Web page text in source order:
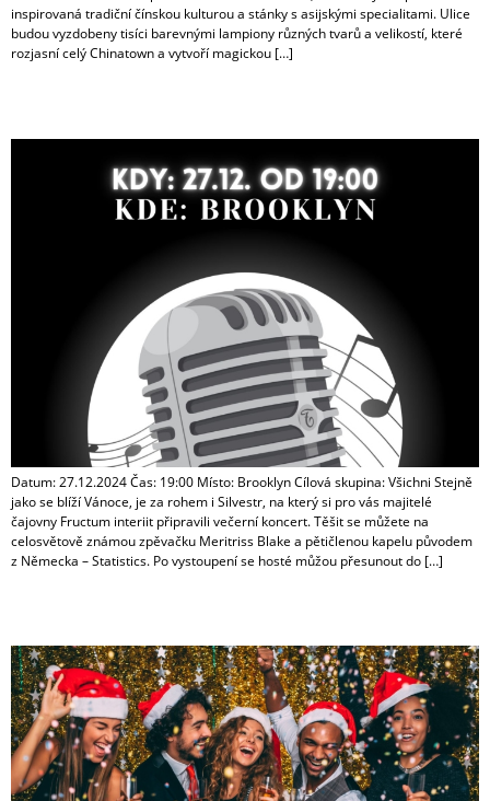
inspirovaná tradiční čínskou kulturou a stánky s asijskými specialitami. Ulice
budou vyzdobeny tisíci barevnými lampiony různých tvarů a velikostí, které
rozjasní celý Chinatown a vytvoří magickou […]
Datum: 27.12.2024 Čas: 19:00 Místo: Brooklyn Cílová skupina: Všichni Stejně
jako se blíží Vánoce, je za rohem i Silvestr, na který si pro vás majitelé
čajovny Fructum interiit připravili večerní koncert. Těšit se můžete na
celosvětově známou zpěvačku Meritriss Blake a pětičlenou kapelu původem
z Německa – Statistics. Po vystoupení se hosté můžou přesunout do […]